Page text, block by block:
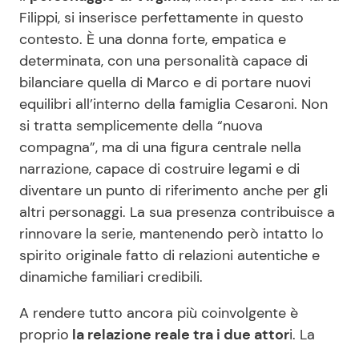
Filippi, si inserisce perfettamente in questo
contesto. È una donna forte, empatica e
determinata, con una personalità capace di
bilanciare quella di Marco e di portare nuovi
equilibri all’interno della famiglia Cesaroni. Non
si tratta semplicemente della “nuova
compagna”, ma di una figura centrale nella
narrazione, capace di costruire legami e di
diventare un punto di riferimento anche per gli
altri personaggi. La sua presenza contribuisce a
rinnovare la serie, mantenendo però intatto lo
spirito originale fatto di relazioni autentiche e
dinamiche familiari credibili.
A rendere tutto ancora più coinvolgente è
proprio la relazione reale tra i due attori. La